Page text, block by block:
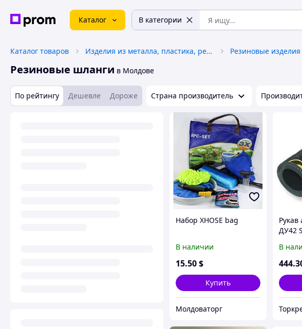
Каталог В категории
Каталог товаров Изделия из металла, пластика, резины Резиновые изделия
Резиновые шланги в Молдове
По рейтингу Дешевле Дороже Страна производитель
Набор XHOSE bag
В наличии
15.50$
Купить
Молдоваторг
Рукав
ДУ42
В
444